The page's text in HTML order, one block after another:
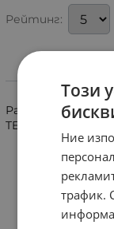
Рейтинг:
Рамка за монтаж
TERIOS 2007+
Този
Ние
трафик.